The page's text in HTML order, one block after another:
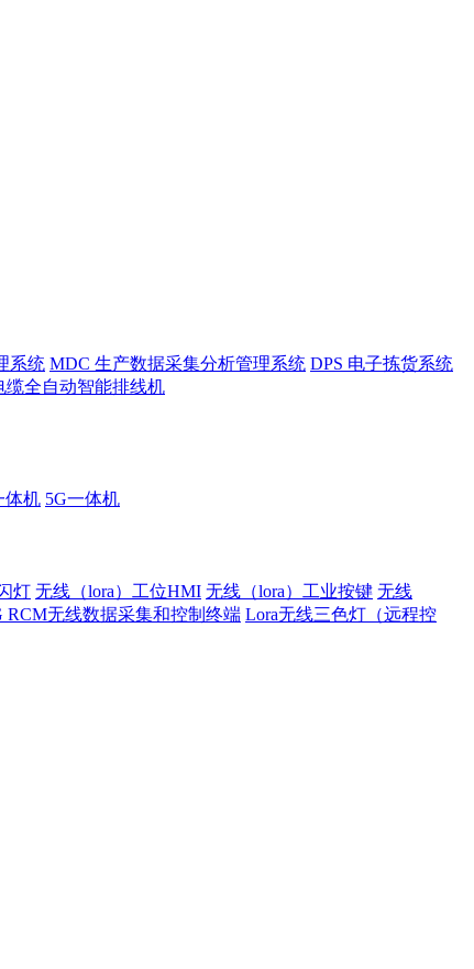
系统 MDC 生产数据采集分析管理系统 DPS 电子拣货系统
缆全自动智能排线机
体机 5G一体机
灯 无线（lora）工位HMI 无线（lora）工业按键 无线
RCM无线数据采集和控制终端 Lora无线三色灯（远程控